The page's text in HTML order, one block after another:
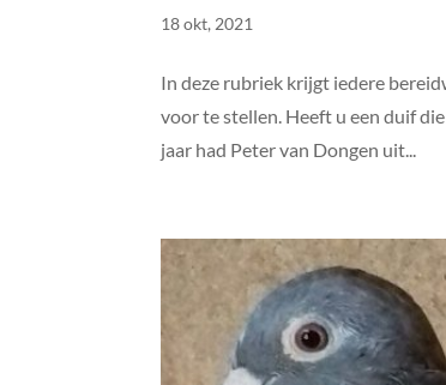
18 okt, 2021
In deze rubriek krijgt iedere
voor te stellen. Heeft u een duif
jaar had Peter van Dongen uit...